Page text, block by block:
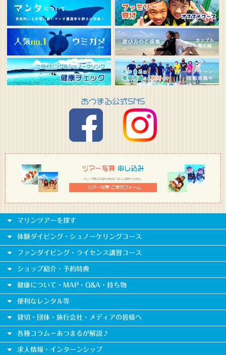
マリンツアーを探す
体験ダイビング・シュノーケリングコース
ファンダイビング・ライセンス講習コース
ショップ紹介・予約特典
健康について・MAP・Q&A・持ち物
便利なレンタル等
貸切・団体・旅行会社・メディアの皆様へ
各種コラム－あつまるが解説♪
求人情報・インターンシップ